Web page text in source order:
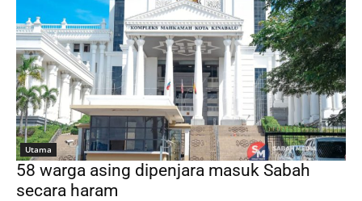
Utama
58 warga asing dipenjara masuk Sabah
secara haram